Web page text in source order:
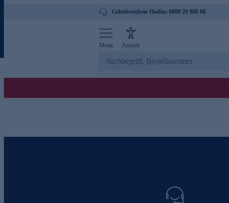
Gebührenfreie Hotline 0800 29 888 88
Menü Ansicht